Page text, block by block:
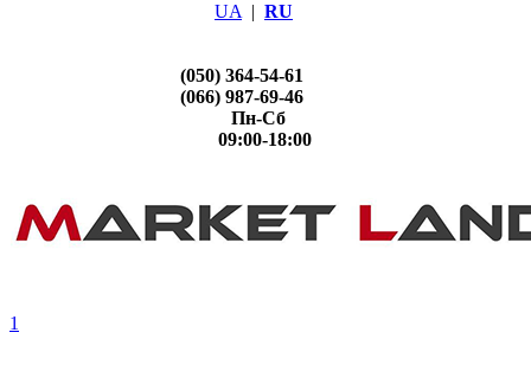
UA | RU
(050) 364-54-61
(066) 987-69-46
Пн-Сб
09:00-18:00
1